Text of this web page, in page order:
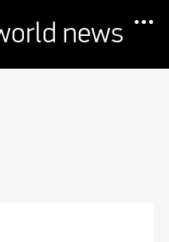
news